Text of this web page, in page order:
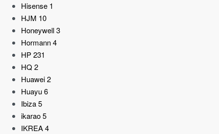
Hisense 1
HJM 10
Honeywell3
Hormann4
HP231
HQ 2
Huawei2
Huayu6
Ibiza5
ikarao5
IKREA4